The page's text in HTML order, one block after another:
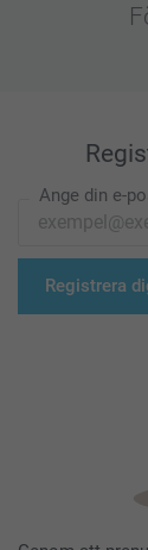
Ange din e-
Registrera